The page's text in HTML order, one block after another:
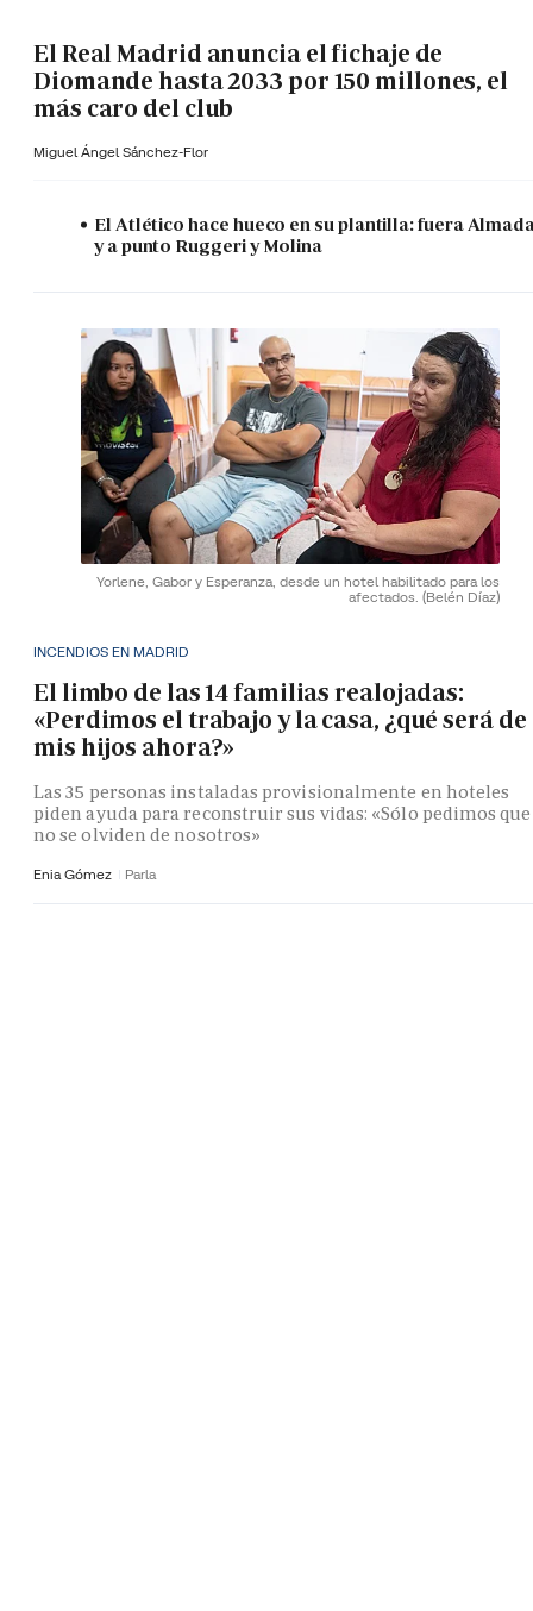
El Real Madrid anuncia el fichaje de
Diomande hasta 2033 por 150 millones, el
más caro del club
Miguel Ángel Sánchez-Flor
El Atlético hace hueco en su plantilla: fuera
y a punto Ruggeri y Molina
Yorlene, Gabor y Esperanza, desde un hotel habilitado para los
afectados. (Belén Díaz)
INCENDIOS EN MADRID
El limbo de las 14 familias realojadas:
«Perdimos el trabajo y la casa, ¿qué será de
mis hijos ahora?»
Las 35 personas instaladas provisionalmente en hoteles
piden ayuda para reconstruir sus vidas: «Sólo pedimos que
no se olviden de nosotros»
Enia Gómez Parla